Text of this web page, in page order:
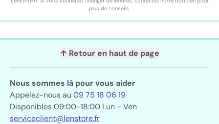
plus de conseils.
↑ Retour en haut de page
Nous sommes là pour vous aider
Appelez-nous au 09 75 18 06 19
Disponibles 09:00-18:00 Lun - Ven
serviceclient@lenstore.fr